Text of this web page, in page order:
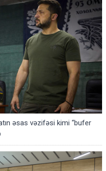
əsas vəzifəsi kimi “bufer